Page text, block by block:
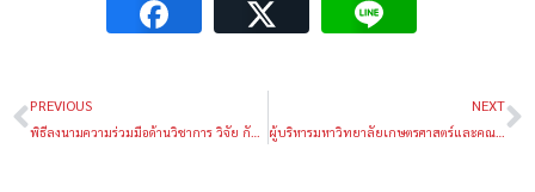
PREVIOUS NEXT
ผู้บริหารมหาวิทยาลัยเกษตรศาสตร์และคณะวิศวกรรมศาสตร์ เยี่ยมชม Western Digital Storage Technologies (Thailand)